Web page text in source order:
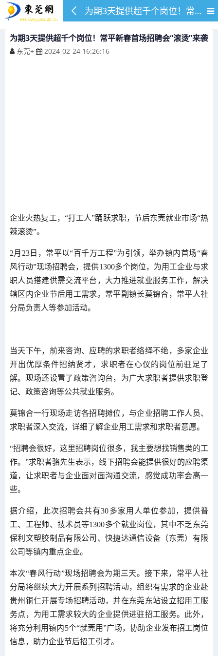
为期3天提供超千个岗位！常平新春首场招聘会“滚烫”来袭
为期3天提供超千个岗位！常平新春首场招聘会“滚烫”来袭
东莞+ 2024-02-24 16:26:16
企业火热复工，“打工人”踊跃求职，节后东莞就业市场“热
辣滚烫”。
2月23日，常平以“百千万工程”为引领，举办镇内首场“春
风行动”现场招聘会，提供1300多个岗位，为用工企业与求
职人员搭建供需交流平台，大力推进就业服务工作，解决
辖区内企业节后用工需求。常平副镇长莫锦合，常平人社
分局负责人等参加活动。
当天下午，前来咨询、应聘的求职者络绎不绝，多家企业
开出优厚条件招纳贤才，求职者在心仪的岗位前驻足了
解。现场还设置了政策咨询台，为广大求职者提供求职登
记、政策咨询等公共就业服务。
莫锦合一行现场走访各招聘摊位，与企业招聘工作人员、
求职者深入交流，详细了解企业用工需求和求职者意愿。
“招聘会很好，这里招聘岗位很多，我主要想找销售类的工
作。”求职者骆先生表示，线下招聘会能提供很好的应聘渠
道，让求职者与企业面对面沟通交流，感觉成功率会高一
些。
据介绍，此次招聘会共有30多家用人单位参加，提供普
工、工程师、技术员等1300多个就业岗位，其中不乏东莞
保利文塑胶制品有限公司、快捷达通信设备（东莞）有限
公司等镇内重点企业。
本次“春风行动”现场招聘会为期三天。接下来，常平人社
分局将继续大力开展系列招聘活动，组织有需求的企业赴
贵州铜仁开展专场招聘活动，并在东莞东站设立招用工服
务点，为用工需求较大的企业提供进驻招工服务。此外，
将充分利用镇内5个“就莞用”广场，协助企业发布招工岗位
信息，助力企业节后招工引才。